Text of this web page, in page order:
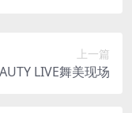
上一篇
LIVE舞美现场